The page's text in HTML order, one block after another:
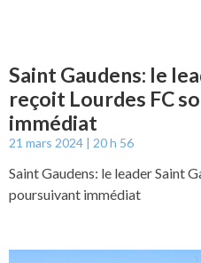
Saint Gaudens: le
reçoit Lourdes FC
immédiat
21 mars 2024 20 h 56
Saint Gaudens: le leader Saint
poursuivant immédiat